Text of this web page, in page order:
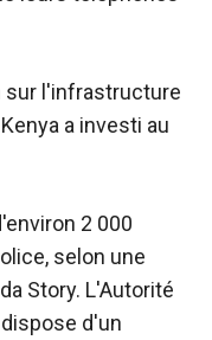
sur l'infrastructure
a investi au
2 000
selon une
Story. L'Autorité
d'un